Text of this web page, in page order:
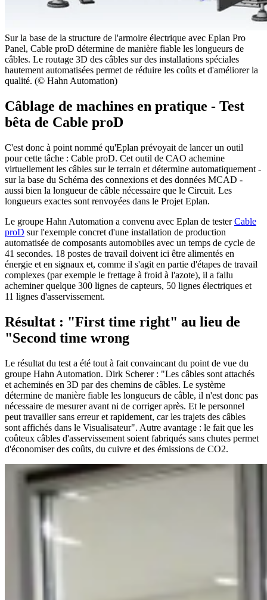
Sur la base de la structure de l'armoire électrique avec Eplan Pro
Panel, Cable proD détermine de manière fiable les longueurs de
câbles. Le routage 3D des câbles sur des installations spéciales
hautement automatisées permet de réduire les coûts et d'améliorer la
qualité. (© Hahn Automation)
Câblage de machines en pratique - Test
bêta de Cable proD
C'est donc à point nommé qu'Eplan prévoyait de lancer un outil
pour cette tâche : Cable proD. Cet outil de CAO achemine
virtuellement les câbles sur le terrain et détermine automatiquement -
sur la base du Schéma des connexions et des données MCAD -
aussi bien la longueur de câble nécessaire que le Circuit. Les
longueurs exactes sont renvoyées dans le Projet Eplan.
Le groupe Hahn Automation a convenu avec Eplan de testerCable
proD sur l'exemple concret d'une installation de production
automatisée de composants automobiles avec un temps de cycle de
41 secondes. 18 postes de travail doivent ici être alimentés en
énergie et en signaux et, comme il s'agit en partie d'étapes de travail
complexes (par exemple le frettage à froid à l'azote), il a fallu
acheminer quelque 300 lignes de capteurs, 50 lignes électriques et
11 lignes d'asservissement.
Résultat : "First time right" au lieu de
"Second time wrong
Le résultat du test a été tout à fait convaincant du point de vue du
groupe Hahn Automation. Dirk Scherer : "Les câbles sont attachés
et acheminés en 3D par des chemins de câbles. Le système
détermine de manière fiable les longueurs de câble, il n'est donc pas
nécessaire de mesurer avant ni de corriger après. Et le personnel
peut travailler sans erreur et rapidement, car les trajets des câbles
sont affichés dans le Visualisateur". Autre avantage : le fait que les
coûteux câbles d'asservissement soient fabriqués sans chutes permet
d'économiser des coûts, du cuivre et des émissions de CO2.